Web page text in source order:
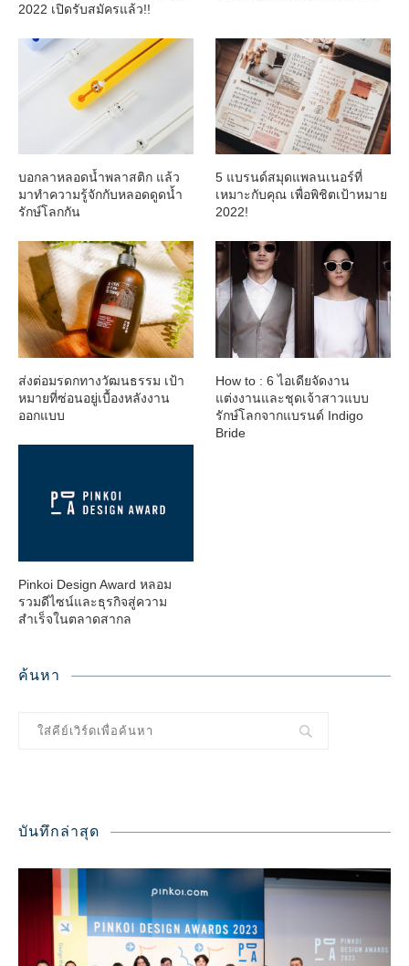
2022 เปิดรับสมัครแล้ว!!
บอกลาหลอดน้ำพลาสติก แล้ว
มาทำความรู้จักกับหลอดดูดน้ำ
รักษ์โลกกัน
5 แบรนด์สมุดแพลนเนอร์ที่
เหมาะกับคุณ เพื่อพิชิตเป้าหมาย
2022!
ส่งต่อมรดกทางวัฒนธรรม เป้า
หมายที่ซ่อนอยู่เบื้องหลังงาน
ออกแบบ
How to : 6 ไอเดียจัดงาน
แต่งงานและชุดเจ้าสาวแบบ
รักษ์โลกจากแบรนด์ Indigo
Bride
Pinkoi Design Award หลอม
รวมดีไซน์และธุรกิจสู่ความ
สำเร็จในตลาดสากล
ค้นหา
บันทึกล่าสุด